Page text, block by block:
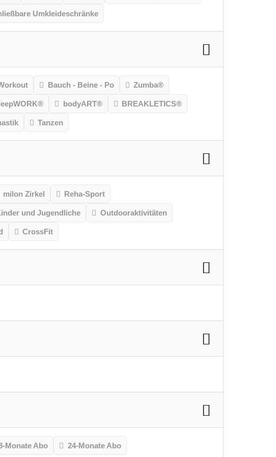
Umkleideschränke
Bauch - Beine - Po Zumba®
bodyART® BREAKLETICS®
Tanzen
milon Zirkel Reha-Sport
und Jugendliche Outdooraktivitäten
CrossFit
Monate Abo 24-Monate Abo